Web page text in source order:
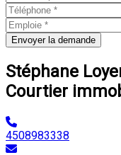
Envoyer la demande
Stéphane
Courtier
4508983338